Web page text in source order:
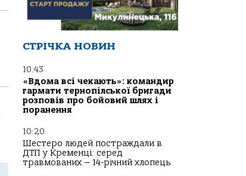
СТРІЧКА НОВИН
10:43
«Вдома всі чекають»: командир
гармати тернопілської бригади
розповів про бойовий шлях і
поранення
10:20
Шестеро людей постраждали в
ДТП у Кременці: серед
травмованих — 14-річний хлопець